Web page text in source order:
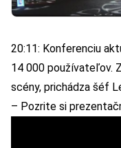
20:11: Konferenciu
14 000 používateľov.
scény, prichádza šéf
– Pozrite si